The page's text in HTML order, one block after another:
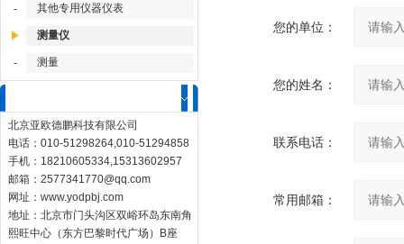
- 其他专用仪器仪表
测量仪
- 测量
北京亚欧德鹏科技有限公司
电话：010-51298264,010-51294858
手机：18210605334,15313602957
邮箱： 2577341770@qq.com
网址： www.yodpbj.com
地址：北京市门头沟区双峪环岛东南角
熙旺中心（东方巴黎时代广场）B座
您的单位：
您的姓名：
联系电话：
常用邮箱：